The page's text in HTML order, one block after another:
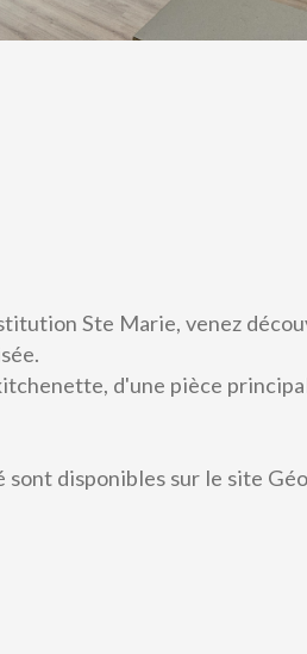
Ste Marie, venez
d'une pièce
sont disponibles sur le site